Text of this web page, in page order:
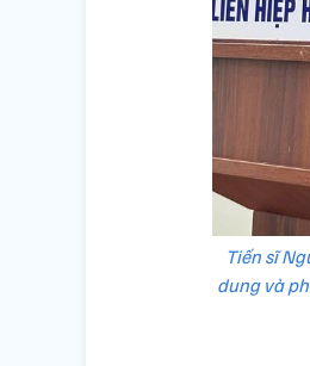
Tiến sĩ
dung và